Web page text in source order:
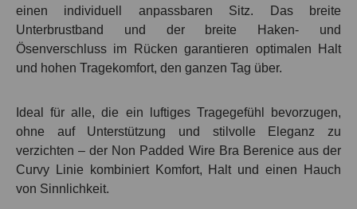
einen individuell anpassbaren Sitz. Das breite
Unterbrustband und der breite Haken- und
Ösenverschluss im Rücken garantieren optimalen Halt
und hohen Tragekomfort, den ganzen Tag über.
Ideal für alle, die ein luftiges Tragegefühl bevorzugen,
ohne auf Unterstützung und stilvolle Eleganz zu
verzichten – der Non Padded Wire Bra Berenice aus der
Curvy Linie kombiniert Komfort, Halt und einen Hauch
von Sinnlichkeit.